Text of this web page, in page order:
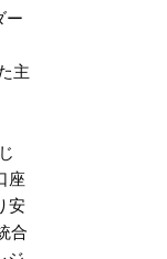
ー
主
座
安
合